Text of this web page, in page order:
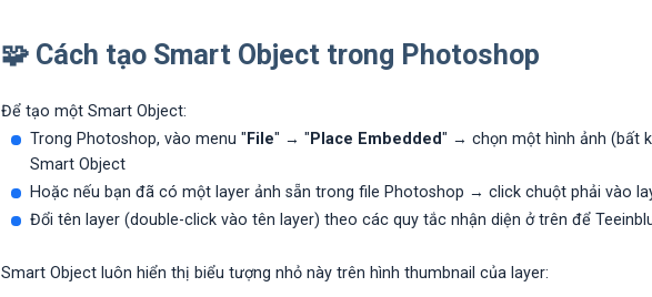
🧩 Cách tạo Smart Object trong Photoshop
Để tạo một Smart Object:
Trong Photoshop, vào menu " File" → " Place Embedded" → chọn một hình ảnh (bất
Smart Object
Hoặc nếu bạn đã có một layer ảnh sẵn trong file Photoshop → click chuột phải vào
Đổi tên layer (double-click vào tên layer) theo các quy tắc nhận diện ở trên để
Smart Object luôn hiển thị biểu tượng nhỏ này trên hình thumbnail của layer: